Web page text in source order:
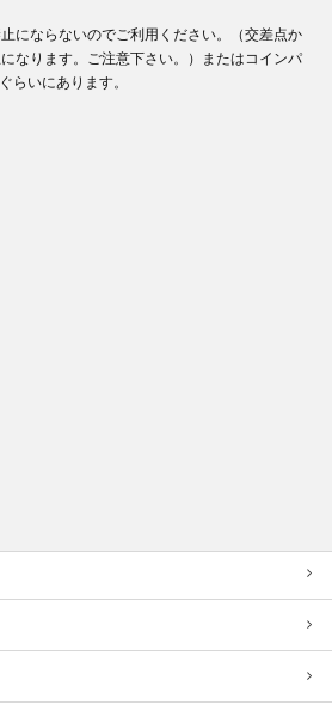
にならないのでご利用ください。（交差点か
なります。ご注意下さい。）またはコインパ
らいにあります。